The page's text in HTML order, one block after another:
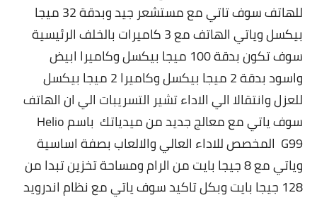
للهاتف سوف تاتي مع مستشعر جيد وبدقة 32 ميجا
بيكسل وياتي الهاتف مع 3 كاميرات بالخلف الرئيسية
سوف تكون بدقة 100 ميجا بيكسل وكاميرا ابيض
واسود بدقة 2 ميجا بيكسل وكاميرا 2 ميجا بيكسل
للعزل وانتقالا الي الاداء تشير التسريبات الي ان الهاتف
سوف ياتي مع معالج جديد من ميدياتك باسم Helio
G99 المخصص للاداء العالي والالعاب بصفة اساسية
وياتي مع 8 جيجا بايت من الرام ومساحة تخزين تبدا من
128 جيجا بايت وبكل تاكيد سوف ياتي مع نظام اندرويد